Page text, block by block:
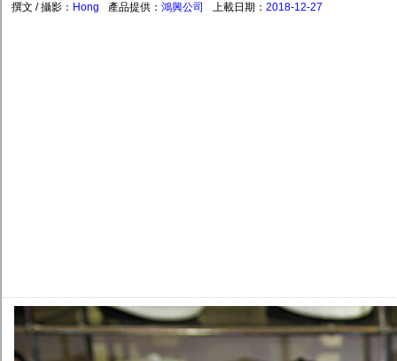
撰文 / 攝影： Hong 產品提供： 鴻興公司 上載日期： 2018-12-27